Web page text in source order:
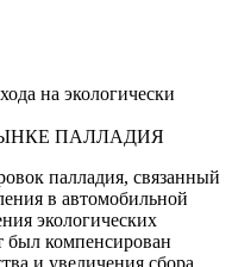
на экологически
ПАЛЛАДИЯ
палладия, связанный
в автомобильной
экологических
был компенсирован
и увеличения сбора